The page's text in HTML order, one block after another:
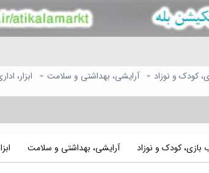
کودک و نوزاد آرایشی، بهداشتی و سلامت ابزار،
بازی، کودک و نوزاد آرایشی، بهداشتی و سلامت